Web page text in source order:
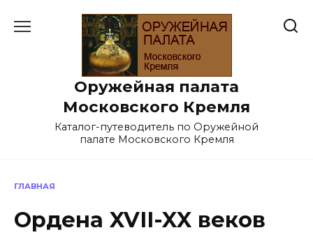
Оружейная палата
Московского Кремля
Каталог-путеводитель по Оружейной
палате Московского Кремля
ГЛАВНАЯ
Ордена XVII-XX веков